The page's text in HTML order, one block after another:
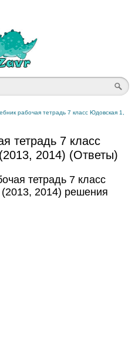
рабочая тетрадь 7 класс Юдовская 1,
тетрадь 7 класс
2014) (Ответы)